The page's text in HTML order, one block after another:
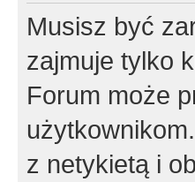
Musisz być
zajmuje tylko
Forum może
z netykietą i